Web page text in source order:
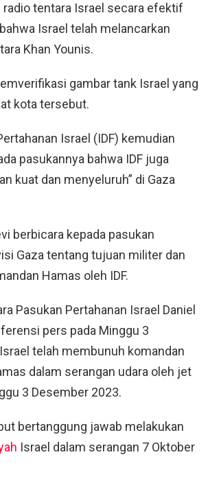
radio tentara Israel secara efektif
Israel telah melancarkan
Khan Younis.
gambar tank Israel yang
kota tersebut.
Israel (IDF) kemudian
pasukannya bahwa IDF juga
kuat dan menyeluruh” di Gaza
berbicara kepada pasukan
Gaza tentang tujuan militer dan
Hamas oleh IDF.
Pasukan Pertahanan Israel Daniel
pers pada Minggu 3
telah membunuh komandan
dalam serangan udara oleh jet
3 Desember 2023.
bertanggung jawab melakukan
Israel dalam serangan 7 Oktober